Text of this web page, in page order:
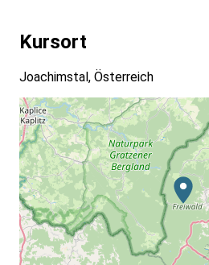
Kursort
Joachimstal, Österreich